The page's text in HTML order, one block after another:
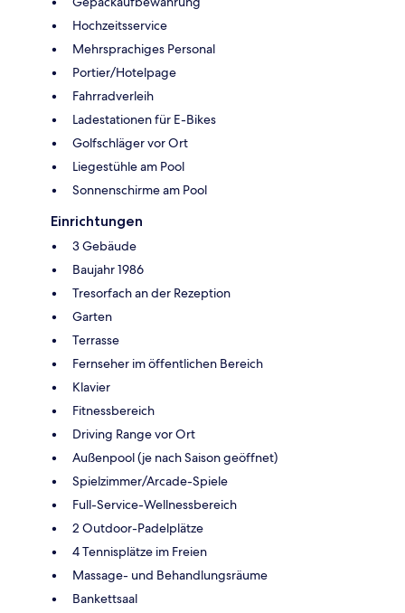
Hochzeitsservice
Mehrsprachiges Personal
Portier/Hotelpage
Fahrradverleih
Ladestationen für E-Bikes
Golfschläger vor Ort
Liegestühle am Pool
Sonnenschirme am Pool
Einrichtungen
3 Gebäude
Baujahr 1986
Tresorfach an der Rezeption
Garten
Terrasse
Fernseher im öffentlichen Bereich
Klavier
Fitnessbereich
Driving Range vor Ort
Außenpool (je nach Saison geöffnet)
Spielzimmer/Arcade-Spiele
Full-Service-Wellnessbereich
2 Outdoor-Padelplätze
4 Tennisplätze im Freien
Massage- und Behandlungsräume
Bankettsaal